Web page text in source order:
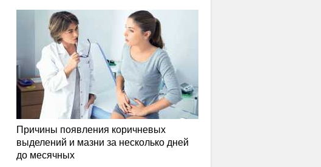
Причины появления коричневых
выделений и мазни за несколько дней
до месячных